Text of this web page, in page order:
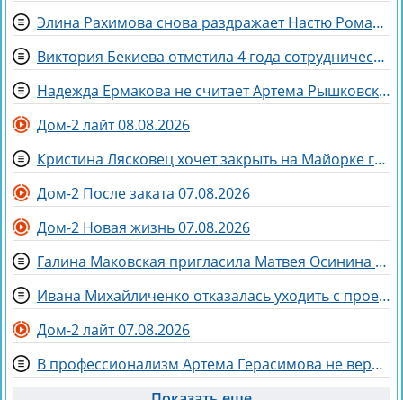
Элина Рахимова снова раздражает Настю Ромашову, флиртуя с её мужем Евгением
Виктория Бекиева отметила 4 года сотрудничества с Домом 2
Надежда Ермакова не считает Артема Рышковского «таблеткой» от неудачных отношений
Дом-2 лайт 08.08.2026
Кристина Лясковец хочет закрыть на Майорке гештальт
Дом-2 После заката 07.08.2026
Дом-2 Новая жизнь 07.08.2026
Галина Маковская пригласила Матвея Осинина на стендап
Ивана Михайличенко отказалась уходить с проекта за Алексеем Адеевым
Дом-2 лайт 07.08.2026
В профессионализм Артема Герасимова не верят зрители Дома 2